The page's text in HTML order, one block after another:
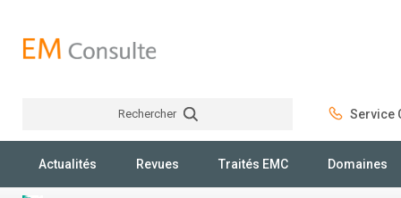
Rechercher Service
Actualités Revues Traités EMC Domaines